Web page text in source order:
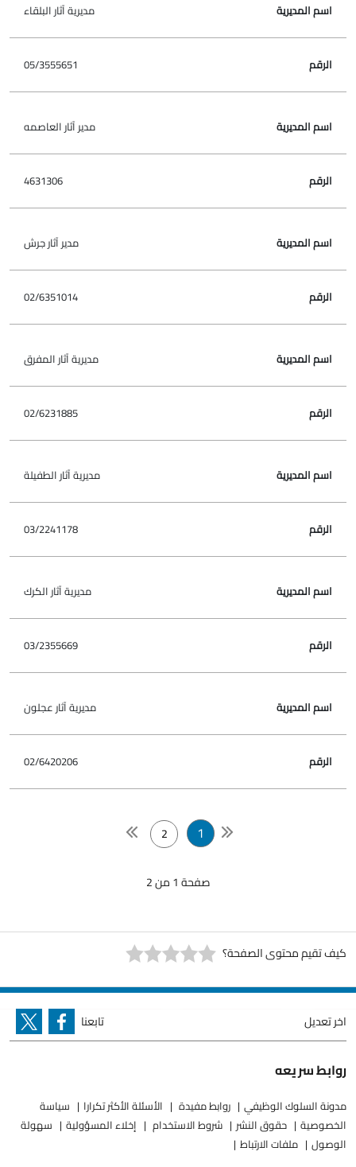
مديرية آثار البلقاء
05/3555651
مدير آثار العاصمه
4631306
مدير آثار جرش
02/6351014
مديرية آثار المفرق
02/6231885
مديرية آثار الطفيلة
03/2241178
مديرية آثار الكرك
03/2355669
مديرية آثار عجلون
02/6420206
1
2
صفحة 1 من 2
كيف تقيم محتوى الصفحة؟
اخر تعديل تابعنا
روابط سريعه
مدونة السلوك الوظيفي روابط مفيدة الأسئلة الأكثر تكرارا
سياسة
الخصوصية
حقوق النشر شروط الاستخدام إخلاء المسؤولية
سهولة
الوصول
ملفات الارتباط